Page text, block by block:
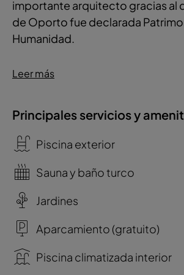
importante arquitecto gracias al
de Oporto fue declarada
Humanidad.
Leer más
Principales servicios y
Piscina exterior
Sauna y baño turco
Jardines
Aparcamiento (gratuito)
Piscina climatizada interior